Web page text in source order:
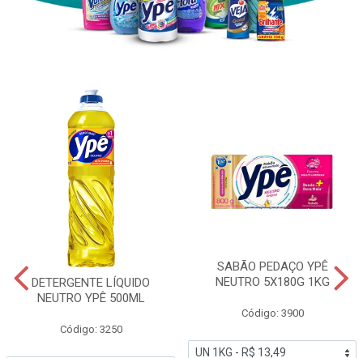
DETERGENTE LÍQUIDO
NEUTRO YPÊ 500ML
Código: 3250
SABÃO PEDAÇO YPÊ
NEUTRO 5X180G 1KG
Código: 3900